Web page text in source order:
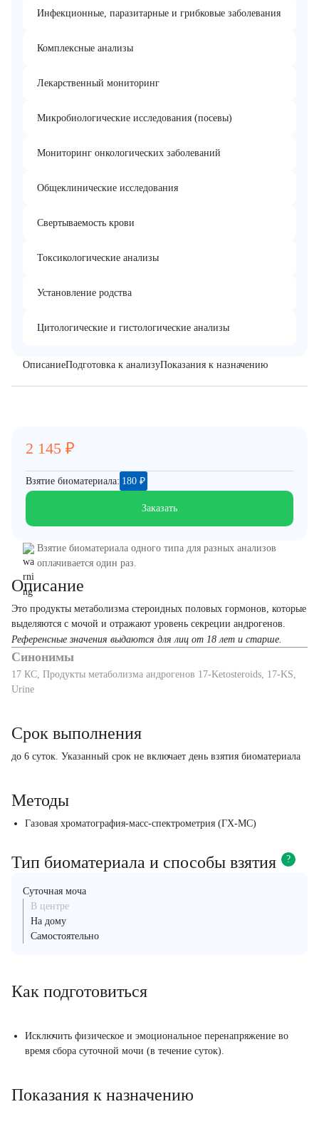
Инфекционные, паразитарные и грибковые заболевания
Комплексные анализы
Лекарственный мониторинг
Микробиологические исследования (посевы)
Мониторинг онкологических заболеваний
Общеклинические исследования
Свертываемость крови
Токсикологические анализы
Установление родства
Цитологические и гистологические анализы
ОписаниеПодготовка к анализуПоказания к назначению
Описание
Это продукты метаболизма стероидных половых гормонов, которые
выделяются с мочой и отражают уровень секреции андрогенов.
Референсные значения выдаются для лиц от 18 лет и старше.
Синонимы
17 КС, Продукты метаболизма андрогенов 17-Ketosteroids, 17-KS,
Urine
2 145 ₽
Взятие биоматериала: 180 ₽
Заказать
Взятие биоматериала одного типа для разных анализов
оплачивается один раз.
Срок выполнения
до 6 суток. Указанный срок не включает день взятия биоматериала
Методы
Газовая хроматография-масс-спектрометрия (ГХ-МС)
Тип биоматериала и способы взятия ?
Суточная моча
В центре
На дому
Самостоятельно
Как подготовиться
Исключить физическое и эмоциональное перенапряжение во
время сбора суточной мочи (в течение суток).
Показания к назначению